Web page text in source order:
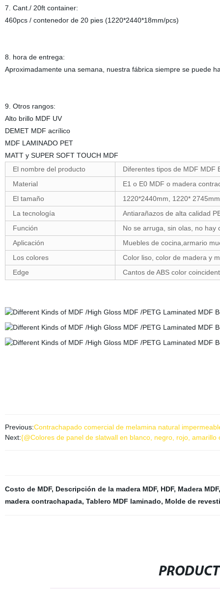
7. Cant./ 20ft container:
460pcs / contenedor de 20 pies (1220*2440*18mm/pcs)
8. hora de entrega:
Aproximadamente una semana, nuestra fábrica siempre se puede
9. Otros rangos:
Alto brillo MDF UV
DEMET MDF acrílico
MDF LAMINADO PET
MATT y SUPER SOFT TOUCH MDF
El nombre del producto
Diferentes tipos de MDF MDF
Material
E1 o E0 MDF o madera
El tamaño
1220*2440mm, 1220*
La tecnología
Antiarañazos de alta calidad
Función
No se arruga, sin olas, no hay
Aplicación
Muebles de cocina,armario
Los colores
Color liso, color de madera y
Edge
Cantos de ABS color
Previous:Contrachapado comercial de melamina natural
Next:{@Colores de panel de slatwall en blanco, negro, rojo,
Costo de MDF, Descripción de la madera MDF, HDF, Madera MDF
madera contrachapada, Tablero MDF laminado, Molde de